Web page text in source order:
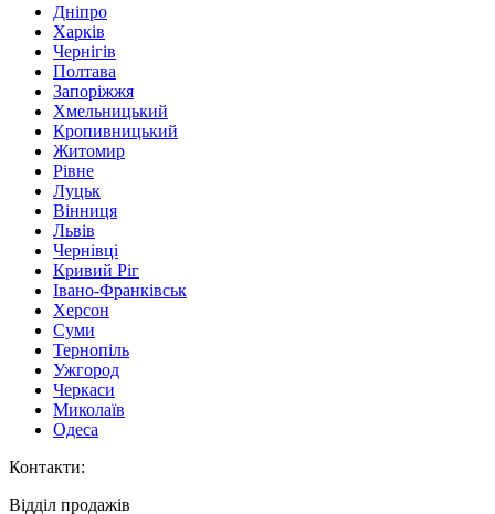
Дніпро
Харків
Чернігів
Полтава
Запоріжжя
Хмельницький
Кропивницький
Житомир
Рівне
Луцьк
Вінниця
Львів
Чернівці
Кривий Ріг
Івано-Франківськ
Херсон
Суми
Тернопіль
Ужгород
Черкаси
Миколаїв
Одеса
Контакти:
Відділ продажів